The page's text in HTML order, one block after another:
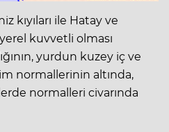
kıyıları ile Hatay ve
kuvvetli olması
yurdun kuzey iç ve
normallerinin altında,
normalleri civarında